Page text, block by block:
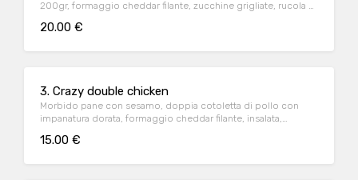
200gr, formaggio cheddar filante, zucchine grigliate, rucola e
20.00 €
3. Crazy double chicken
Morbido pane con sesamo, doppia cotoletta di pollo con
impanatura dorata, formaggio cheddar filante, insalata,
15.00 €